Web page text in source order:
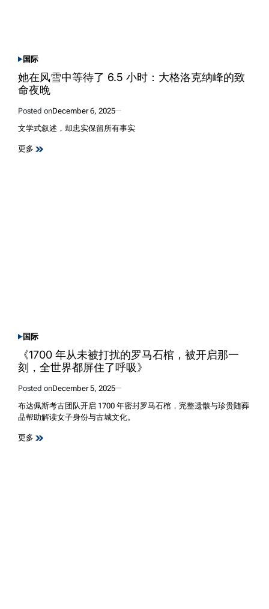
POSTED
IN
国际
她在风雪中等待了 6.5 小时：大格洛克纳峰的致
命夜晚
Posted onDecember 6, 2025
文学式叙述，却忠实保留所有事实
更多
POSTED
IN
国际
《1700 年从未被打扰的罗马石棺，被开启那一
刻，全世界都屏住了呼吸》
Posted onDecember 5, 2025
布达佩斯考古团队开启 1700 年密封罗马石棺，完整遗骸与珍贵随葬
品帮助解读女子身份与古城文化。
更多